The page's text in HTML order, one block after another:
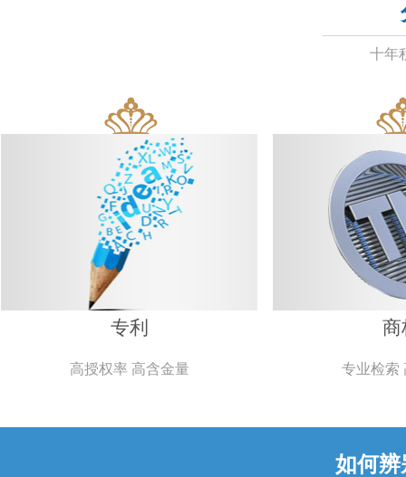
机动车环保检测车检测舱发明专利获得授权
电热水壶用温控耦合器下座发明专利获得授权
”香逸坊“商标在第43类注册成功
”绿色图书“文字图形商标在第16类注册成功
"巨琪 JUQI及图形“商标在第5类注册成功
十年
专利
高授权率 高含金量
商
专业检索
如何辨